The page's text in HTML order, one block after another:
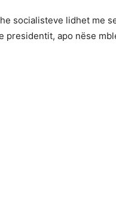
socialisteve lidhet me
presidentit, apo nëse